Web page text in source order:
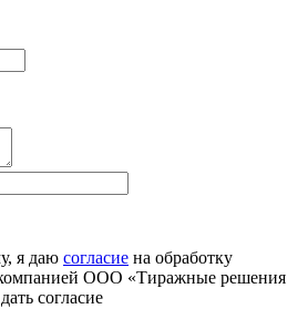
я даю согласие на обработку
ООО «Тиражные решения
согласие